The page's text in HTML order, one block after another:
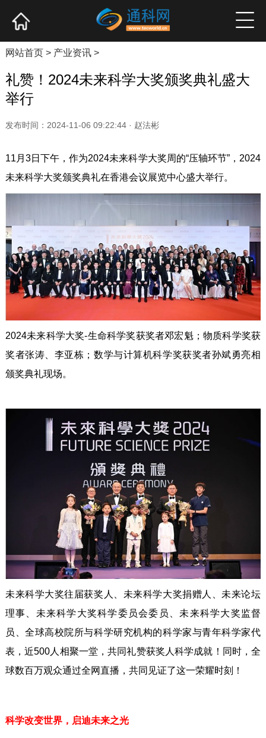
产业资讯 企业新品 高端访谈
网站首页> 产业资讯>
礼赞！2024未来科学大奖颁奖典礼盛大
举行
发布时间：2024-11-06 09:22:44 · 赵法彬
11月3日下午，作为2024未来科学大奖周的“压轴环节”，2024
未来科学大奖颁奖典礼在香港会议展览中心盛大举行。
2024未来科学大奖-生命科学奖获奖者邓宏魁；物质科学奖获
奖者张涛、李亚栋；数学与计算机科学奖获奖者孙斌勇亮相
颁奖典礼现场。
未来科学大奖往届获奖人、未来科学大奖捐赠人、未来论坛
理事、未来科学大奖科学委员会委员、未来科学大奖监督
员、全球高校院所与科学研究机构的科学家与青年科学家代
表，近500人相聚一堂，共同礼赞获奖人科学成就！同时，全
球数百万观众通过全网直播，共同见证了这一荣耀时刻！
科学改变世界，启迪未来之光